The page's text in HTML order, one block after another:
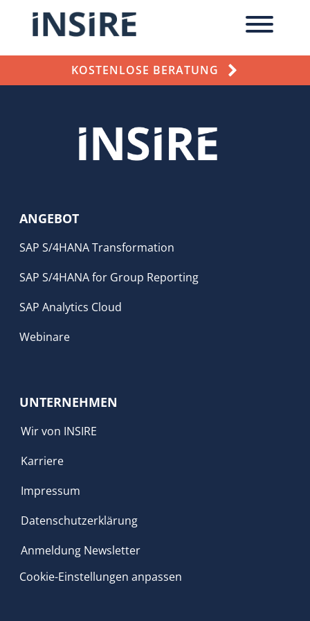
KOSTENLOSE BERATUNG
ANGEBOT
SAP S/4HANA Transformation
SAP S/4HANA for Group Reporting
SAP Analytics Cloud
Webinare
UNTERNEHMEN
Wir von INSIRE
Karriere
Impressum
Datenschutzerklärung
Anmeldung Newsletter
Cookie-Einstellungen anpassen